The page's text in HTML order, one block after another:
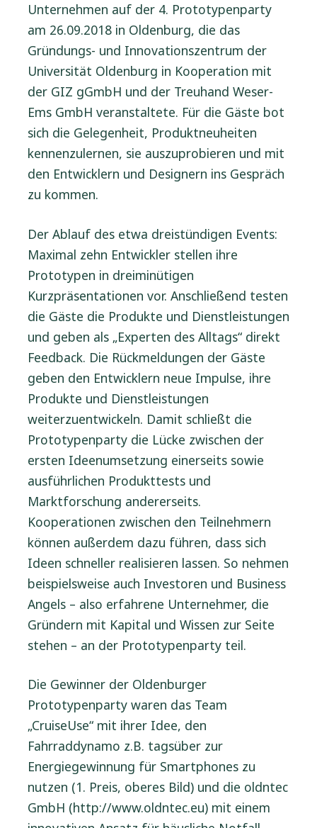
Unternehmen auf der 4. Prototypenparty
am 26.09.2018 in Oldenburg, die das
Gründungs- und Innovationszentrum der
Universität Oldenburg in Kooperation mit
der GIZ gGmbH und der Treuhand Weser-
Ems GmbH veranstaltete. Für die Gäste bot
sich die Gelegenheit, Produktneuheiten
kennenzulernen, sie auszuprobieren und mit
den Entwicklern und Designern ins Gespräch
zu kommen.
Der Ablauf des etwa dreistündigen Events:
Maximal zehn Entwickler stellen ihre
Prototypen in dreiminütigen
Kurzpräsentationen vor. Anschließend testen
die Gäste die Produkte und Dienstleistungen
und geben als „Experten des Alltags“ direkt
Feedback. Die Rückmeldungen der Gäste
geben den Entwicklern neue Impulse, ihre
Produkte und Dienstleistungen
weiterzuentwickeln. Damit schließt die
Prototypenparty die Lücke zwischen der
ersten Ideenumsetzung einerseits sowie
ausführlichen Produkttests und
Marktforschung andererseits.
Kooperationen zwischen den Teilnehmern
können außerdem dazu führen, dass sich
Ideen schneller realisieren lassen. So nehmen
beispielsweise auch Investoren und Business
Angels – also erfahrene Unternehmer, die
Gründern mit Kapital und Wissen zur Seite
stehen – an der Prototypenparty teil.
Die Gewinner der Oldenburger
Prototypenparty waren das Team
„CruiseUse“ mit ihrer Idee, den
Fahrraddynamo z.B. tagsüber zur
Energiegewinnung für Smartphones zu
nutzen (1. Preis, oberes Bild) und die oldntec
GmbH (http://www.oldntec.eu) mit einem